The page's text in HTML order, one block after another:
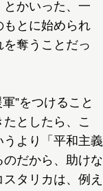
とかいった、一
もとに始められ
奪うことだっ
”をつけること
としたら、こ
より「平和主
だから、助け
タリカは、例